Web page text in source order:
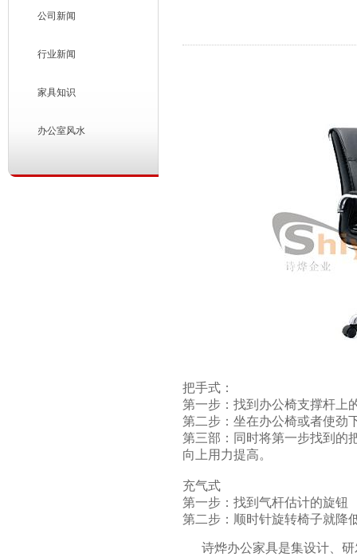
公司新闻
行业新闻
家具知识
办公室风水
把手式：
第一步：找到 办公椅支撑杆上
第二步：坐在办公椅或者使劲
第三部：同时将第一步找到的
向上用力提高。
充气式
第一步：找到气杆估计的旋钮
第二步：顺时针旋转椅子就降
诗烨办公家具是集设计、